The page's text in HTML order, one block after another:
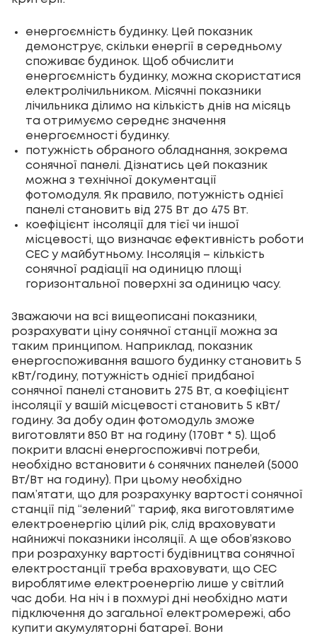
енергоємність будинку. Цей показник
демонструє, скільки енергії в середньому
споживає будинок. Щоб обчислити
енергоємність будинку, можна скористатися
електролічильником. Місячні показники
лічильника ділимо на кількість днів на місяць
та отримуємо середнє значення
енергоємності будинку.
потужність обраного обладнання, зокрема
сонячної панелі. Дізнатись цей показник
можна з технічної документації
фотомодуля. Як правило, потужність однієї
панелі становить від 275 Вт до 475 Вт.
коефіцієнт інсоляції для тієї чи іншої
місцевості, що визначає ефективність роботи
СЕС у майбутньому. Інсоляція – кількість
сонячної радіації на одиницю площі
горизонтальної поверхні за одиницю часу.
Зважаючи на всі вищеописані показники,
розрахувати ціну сонячної станції можна за
таким принципом. Наприклад, показник
енергоспоживання вашого будинку становить 5
кВт/годину, потужність однієї придбаної
сонячної панелі становить 275 Вт, а коефіцієнт
інсоляції у вашій місцевості становить 5 кВт/
годину. За добу один фотомодуль зможе
виготовляти 850 Вт на годину (170Вт * 5). Щоб
покрити власні енергоспоживчі потреби,
необхідно встановити 6 сонячних панелей (5000
Вт/Вт на годину). При цьому необхідно
пам’ятати, що для розрахунку вартості сонячної
станції під “зелений” тариф, яка виготовлятиме
електроенергію цілий рік, слід враховувати
найнижчі показники інсоляції. А ще обов’язково
при розрахунку вартості будівництва сонячної
електростанції треба враховувати, що СЕС
вироблятиме електроенергію лише у світлий
час доби. На ніч і в похмурі дні необхідно мати
підключення до загальної електромережі, або
купити акумуляторні батареї. Вони